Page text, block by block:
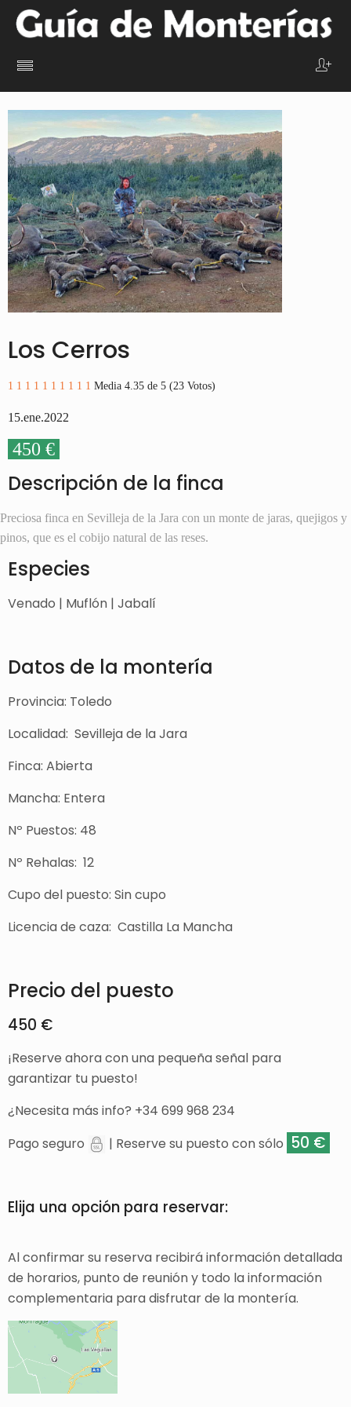
Los Cerros
1 1 1 1 1 1 1 1 1 1 Media 4.35 de 5 (23 Votos)
15.ene.2022
450 €
Descripción de la finca
Preciosa finca en Sevilleja de la Jara con un monte de jaras, quejigos y
pinos, que es el cobijo natural de las reses.
Especies
Venado | Muflón | Jabalí
Datos de la montería
Provincia: Toledo
Localidad: Sevilleja de la Jara
Finca: Abierta
Mancha: Entera
Nº Puestos: 48
Nº Rehalas: 12
Cupo del puesto: Sin cupo
Licencia de caza: Castilla La Mancha
Precio del puesto
450 €
¡Reserve ahora con una pequeña señal para
garantizar tu puesto!
¿Necesita más info? +34 699 968 234
Pago seguro
| Reserve su puesto con sólo 50 €
Elija una opción para reservar:
Al confirmar su reserva recibirá información detallada
de horarios, punto de reunión y todo la información
complementaria para disfrutar de la montería.